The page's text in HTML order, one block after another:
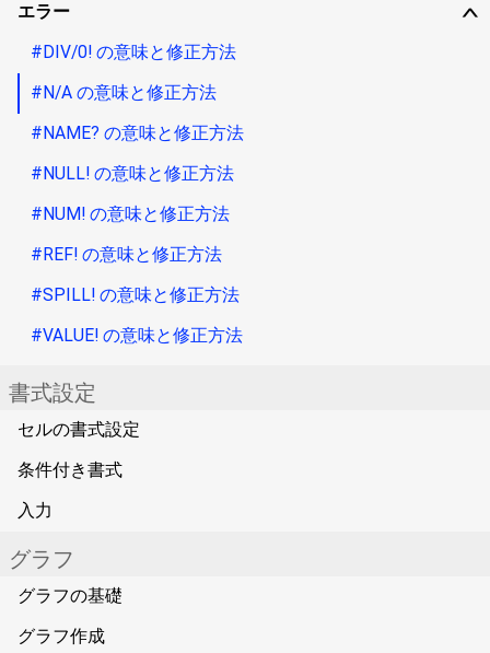
∨
エラー
#DIV/0! の意味と修正方法
#N/A の意味と修正方法
#NAME? の意味と修正方法
#NULL! の意味と修正方法
#NUM! の意味と修正方法
#REF! の意味と修正方法
#SPILL! の意味と修正方法
#VALUE! の意味と修正方法
書式設定
セルの書式設定
条件付き書式
入力
グラフ
グラフの基礎
グラフ作成